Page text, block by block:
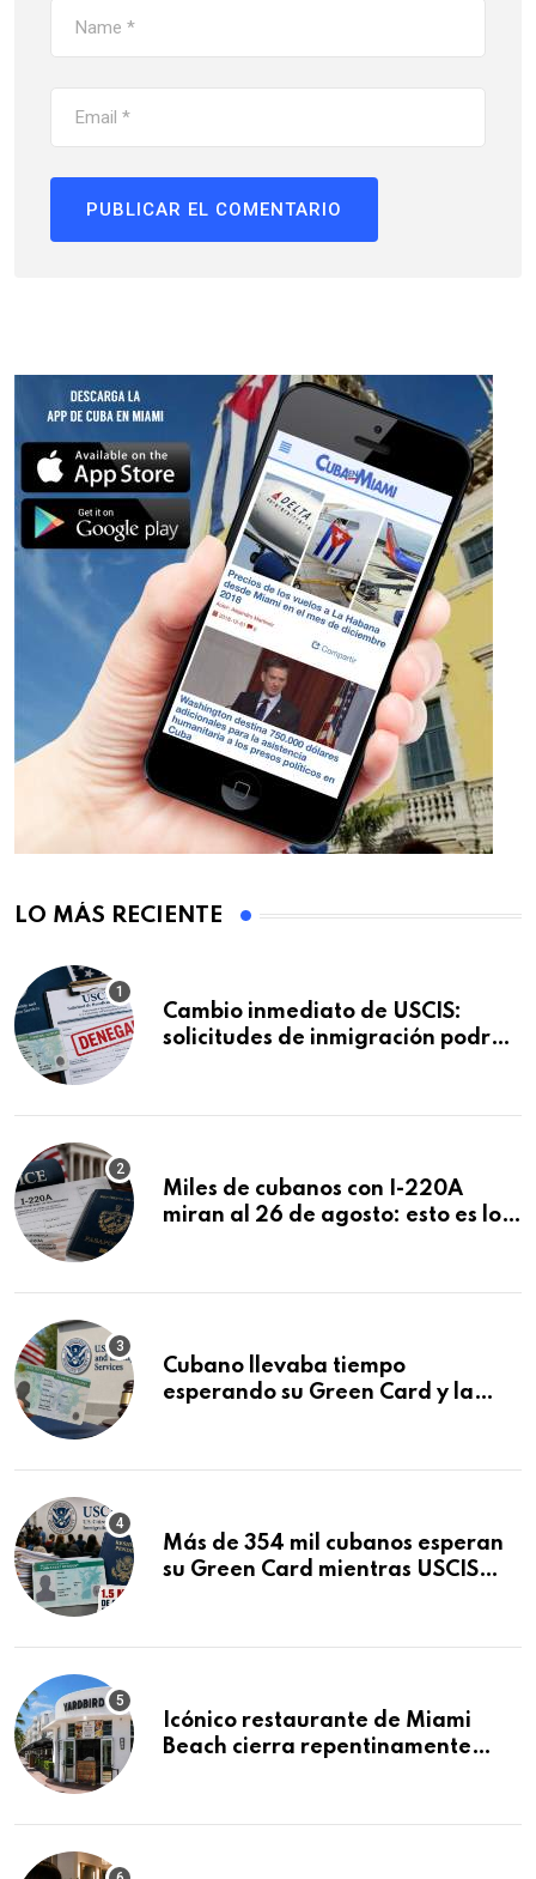
LO MÁS RECIENTE
Cambio inmediato de USCIS:
solicitudes de inmigración podrán
Miles de cubanos con I-220A
miran al 26 de agosto: esto es lo
Cubano llevaba tiempo
esperando su Green Card y la
Más de 354 mil cubanos esperan
su Green Card mientras USCIS
Icónico restaurante de Miami
Beach cierra repentinamente